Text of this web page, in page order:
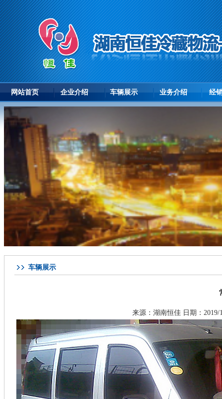
网站首页 企业介绍 车辆展示 业务介绍 经
车辆展示
来源： 湖南恒佳 日期：